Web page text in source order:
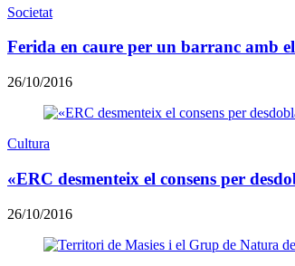
Societat
Ferida en caure per un barranc amb
26/10/2016
Cultura
«ERC desmenteix el consens per
26/10/2016